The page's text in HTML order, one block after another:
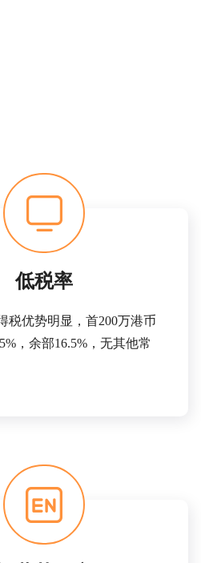
低税率
税优势明显，首200万港币
，余部16.5%，无其他常